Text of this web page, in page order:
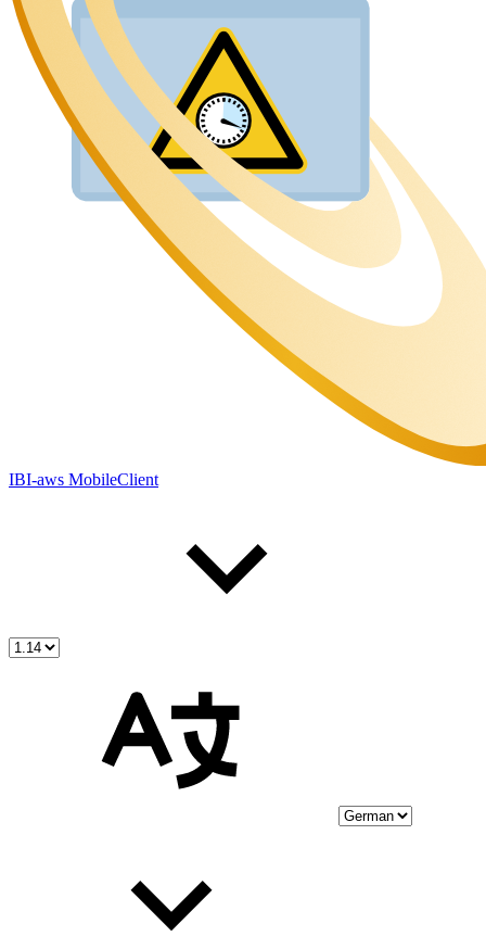
IBI-aws MobileClient